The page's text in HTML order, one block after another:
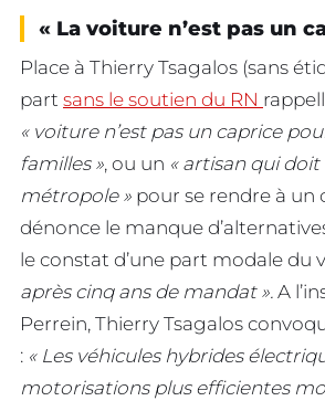
« La voiture n’est pas un
Place à Thierry Tsagalos (sans
part sans le soutien du RN
« voiture n’est pas un caprice
familles », ou un « artisan qui
métropole » pour se rendre à un
dénonce le manque
le constat d’une part modale du
après cinq ans de mandat ». A
Perrein, Thierry Tsagalos
: « Les véhicules hybrides
motorisations plus efficientes